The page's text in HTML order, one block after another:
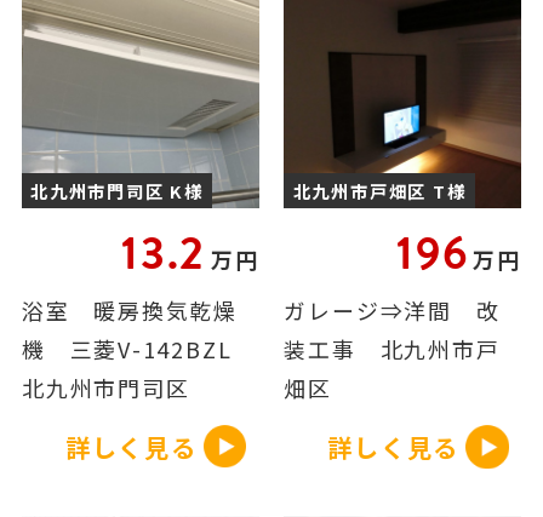
北九州市門司区 K様
13.2 万円
浴室 暖房換気乾燥
機 三菱V-142BZL
北九州市門司区
詳しく見る
北九州市戸畑区 T様
196 万円
ガレージ⇒洋間 改
装工事 北九州市戸
畑区
詳しく見る